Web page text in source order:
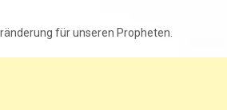
für unseren Propheten.